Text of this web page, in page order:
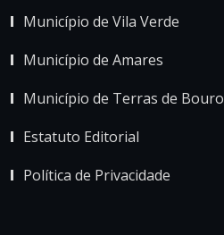
Município de Vila Verde
Município de Amares
Município de Terras de Bouro
Estatuto Editorial
Política de Privacidade